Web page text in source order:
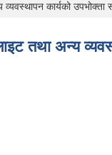
व्यवस्थापन कार्यको उपभोक्ता
लाइट तथा अन्य